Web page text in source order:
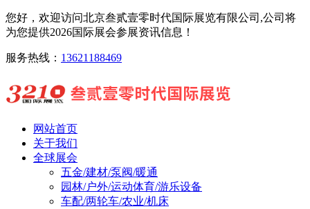
您好，欢迎访问北京叁贰壹零时代国际展览有限公司,公司将
为您提供2026国际展会参展资讯信息！
服务热线： 13621188469
网站首页
关于我们
全球展会
五金/建材/泵阀/暖通
园林/户外/运动体育/游乐设备
车配/两轮车/农业/机床